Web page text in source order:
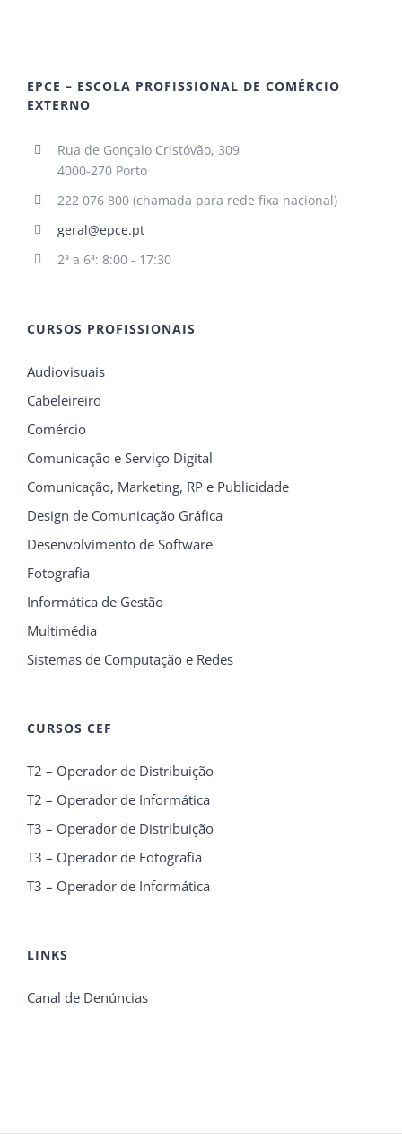
EPCE – ESCOLA PROFISSIONAL DE COMÉRCIO
EXTERNO
Rua de Gonçalo Cristóvão, 309
4000-270 Porto
222 076 800 (chamada para rede fixa nacional)
geral@epce.pt
2ª a 6ª: 8:00 - 17:30
CURSOS PROFISSIONAIS
Audiovisuais
Cabeleireiro
Comércio
Comunicação e Serviço Digital
Comunicação, Marketing, RP e Publicidade
Design de Comunicação Gráfica
Desenvolvimento de Software
Fotografia
Informática de Gestão
Multimédia
Sistemas de Computação e Redes
CURSOS CEF
T2 – Operador de Distribuição
T2 – Operador de Informática
T3 – Operador de Distribuição
T3 – Operador de Fotografia
T3 – Operador de Informática
LINKS
Canal de Denúncias